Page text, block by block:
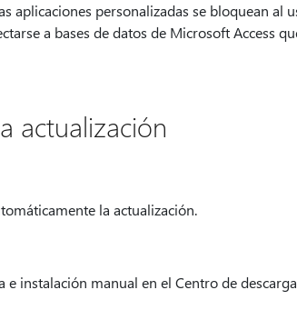
aplicaciones personalizadas se bloquean al
a bases de datos de Microsoft Access
actualización
la actualización.
e instalación manual en el Centro de